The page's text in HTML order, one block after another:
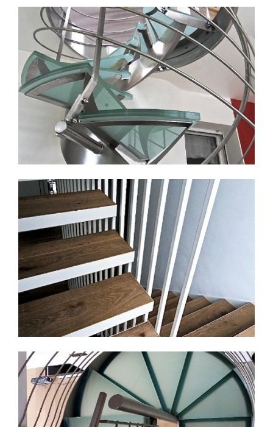
ESCALIER SUSPENDU ACIER LAQUÉ/BOIS
Escaliers décoratifs - Nord-Pas-de-Calais
Découvrir
SEMI HÉLICOIDAL INOX/VERRE
Escaliers en colimaçon et débillardés sur mesure à
Lille et dans tout le Nord-Pas-de-Calais
Découvrir